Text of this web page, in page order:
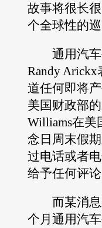
故事将很长
个全球性的
通用汽车
Randy
道任何即将
美国财政部
Williams在美
念日周末假
过电话或者
给予任何评
而某消息
个月 通用汽车